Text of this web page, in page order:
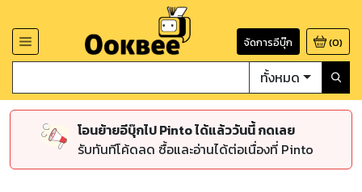
จัดการอีบุ๊ก (0)
ทั้งหมด
โอนย้ายอีบุ๊กไป Pinto ได้แล้ววันนี้ กดเลย
รับทันทีโค้ดลด ซื้อและอ่านได้ต่อเนื่องที่ Pinto